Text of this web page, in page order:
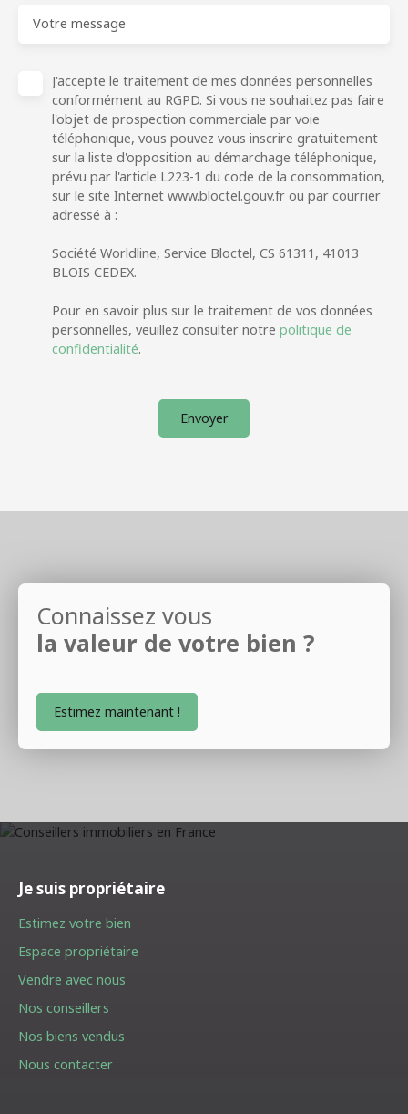
Votre message
J'accepte le traitement de mes données personnelles
conformément au RGPD. Si vous ne souhaitez pas faire
l'objet de prospection commerciale par voie
téléphonique, vous pouvez vous inscrire gratuitement
sur la liste d'opposition au démarchage téléphonique,
prévu par l'article L223-1 du code de la consommation,
sur le site Internet www.bloctel.gouv.fr ou par courrier
adressé à :
Société Worldline, Service Bloctel, CS 61311, 41013
BLOIS CEDEX.
Pour en savoir plus sur le traitement de vos données
personnelles, veuillez consulter notre politique de
confidentialité.
Envoyer
Connaissez vous
la valeur de votre bien ?
Estimez maintenant !
Je suis propriétaire
Estimez votre bien
Espace propriétaire
Vendre avec nous
Nos conseillers
Nos biens vendus
Nous contacter